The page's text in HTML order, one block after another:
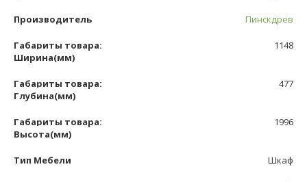
Производитель Пинскдрев
Габариты товара:
Ширина(мм)
1148
Габариты товара:
Глубина(мм)
477
Габариты товара:
Высота(мм)
1996
Тип Мебели Шкаф